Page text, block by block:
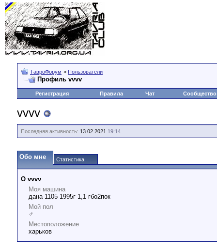
ТавроФорум > Пользователи
Профиль vvvv
Регистрация Правила Чат Сообщество
vvvv
Последняя активность: 13.02.2021 19:14
Обо мне Статистика
О vvvv
Моя машина
дана 1105 1995г 1,1 гбо2пок
Мой пол
♂
Местоположение
харьков